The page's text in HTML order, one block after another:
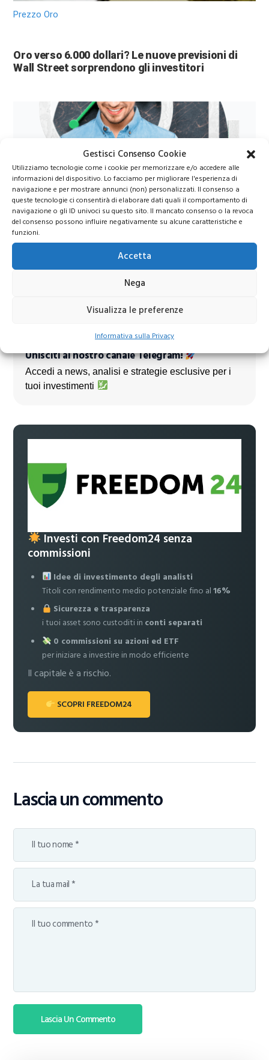
Gestisci Consenso Cookie
Utilizziamo tecnologie come i cookie per memorizzare e/o accedere alle
informazioni del dispositivo. Lo facciamo per migliorare l'esperienza di
navigazione e per mostrare annunci (non) personalizzati. Il consenso a
queste tecnologie ci consentirà di elaborare dati quali il comportamento di
navigazione o gli ID univoci su questo sito. Il mancato consenso o la revoca
del consenso possono influire negativamente su alcune caratteristiche e
funzioni.
Accetta
Nega
Visualizza le preferenze
Informativa sulla Privacy
Prezzo Oro
Oro verso 6.000 dollari? Le nuove previsioni di
Wall Street sorprendono gli investitori
Azioni Bance Europee
Azioni banche europee da mettere nel mirino nei
Unisciti al nostro canale Telegram!
Accedi a news, analisi e strategie esclusive per i
tuoi investimenti
Investi con Freedom24 senza
commissioni
Idee di investimento degli analisti
Titoli con rendimento medio potenziale fino al16%
Sicurezza e trasparenza
i tuoi asset sono custoditi in conti separati
0 commissioni su azioni ed ETF
per iniziare a investire in modo efficiente
Il capitale è a rischio.
SCOPRI FREEDOM24
Lascia un commento